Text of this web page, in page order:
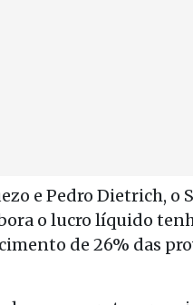
e Pedro Dietrich, o
o lucro líquido
de 26% das